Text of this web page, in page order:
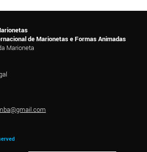
de Marionetas e Formas Animadas
Marioneta